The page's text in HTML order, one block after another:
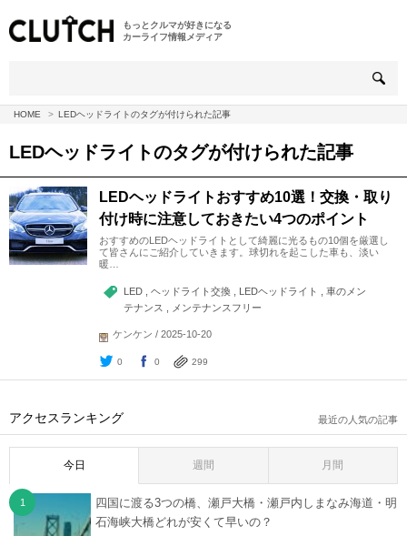
もっとクルマが好きになる
カーライフ情報メディア
HOME LEDヘッドライトのタグが付けられた記事
LEDヘッドライトのタグが付けられた記事
LEDヘッドライトおすすめ10選！交換・取り
付け時に注意しておきたい4つのポイント
おすすめのLEDヘッドライトとして綺麗に光るもの10個を厳選し
て皆さんにご紹介していきます。球切れを起こした車も、淡い
暖…
LED , ヘッドライト交換 , LEDヘッドライト , 車のメン
テナンス , メンテナンスフリー
ケンケン / 2025-10-20
0 0 299
アクセスランキング 最近の人気の記事
今日 週間 月間
四国に渡る3つの橋、瀬戸大橋・瀬戸内しまなみ海道・明
石海峡大橋どれが安くて早いの？